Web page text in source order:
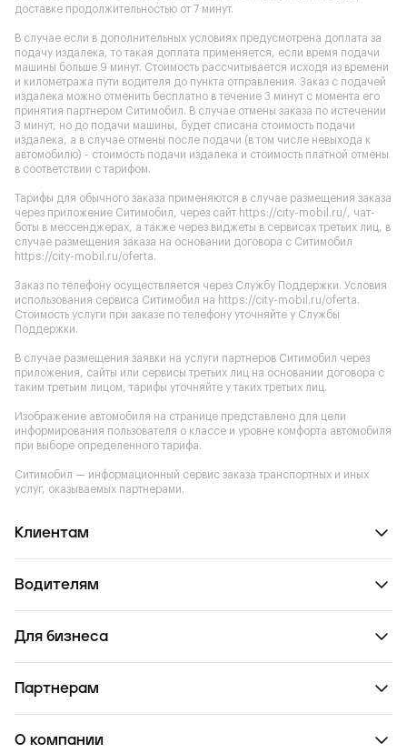
доставке продолжительностью от 7 минут.
В случае если в дополнительных условиях предусмотрена доплата за
подачу издалека, то такая доплата применяется, если время подачи
машины больше 9 минут. Стоимость рассчитывается исходя из времени
и километража пути водителя до пункта отправления. Заказ с подачей
издалека можно отменить бесплатно в течение 3 минут с момента его
принятия партнером Ситимобил. В случае отмены заказа по истечении
3 минут, но до подачи машины, будет списана стоимость подачи
издалека, а в случае отмены после подачи (в том числе невыхода к
автомобилю) - стоимость подачи издалека и стоимость платной отмены
в соответствии с тарифом.
Тарифы для обычного заказа применяются в случае размещения заказа
через приложение Ситимобил, через сайт https://city-mobil.ru/ , чат-
боты в мессенджерах, а также через виджеты в сервисах третьих лиц, в
случае размещения заказа на основании договора с Ситимобил
https://city-mobil.ru/oferta.
Заказ по телефону осуществляется через Службу Поддержки. Условия
использования сервиса Ситимобил на https://city-mobil.ru/oferta.
Стоимость услуги при заказе по телефону уточняйте у Службы
Поддержки.
В случае размещения заявки на услуги партнеров Ситимобил через
приложения, сайты или сервисы третьих лиц на основании договора с
таким третьим лицом, тарифы уточняйте у таких третьих лиц.
Изображение автомобиля на странице представлено для цели
информирования пользователя о классе и уровне комфорта автомобиля
при выборе определенного тарифа.
Ситимобил — информационный сервис заказа транспортных и иных
услуг, оказываемых партнерами.
Клиентам
Водителям
Для бизнеса
Партнерам
О компании